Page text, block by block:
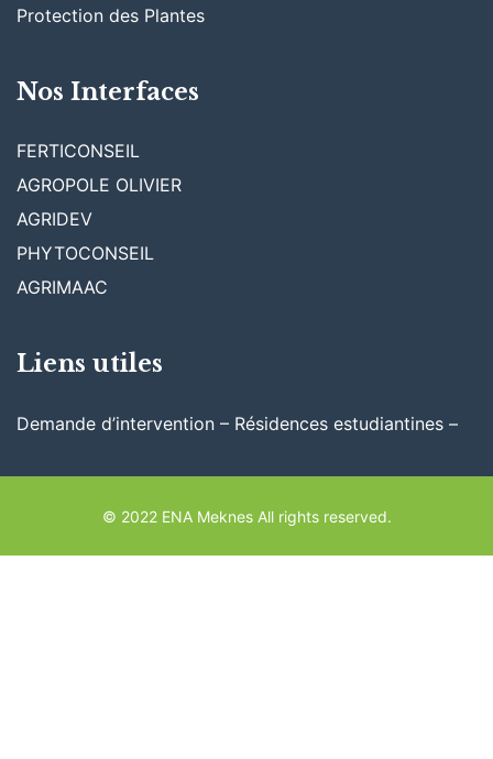
Protection des Plantes
Nos Interfaces
FERTICONSEIL
AGROPOLE OLIVIER
AGRIDEV
PHYTOCONSEIL
AGRIMAAC
Liens utiles
Demande d’intervention – Résidences estudiantines –
© 2022 ENA Meknes All rights reserved.